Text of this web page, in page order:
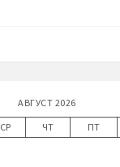
АВГУСТ 2026
СР ЧТ ПТ